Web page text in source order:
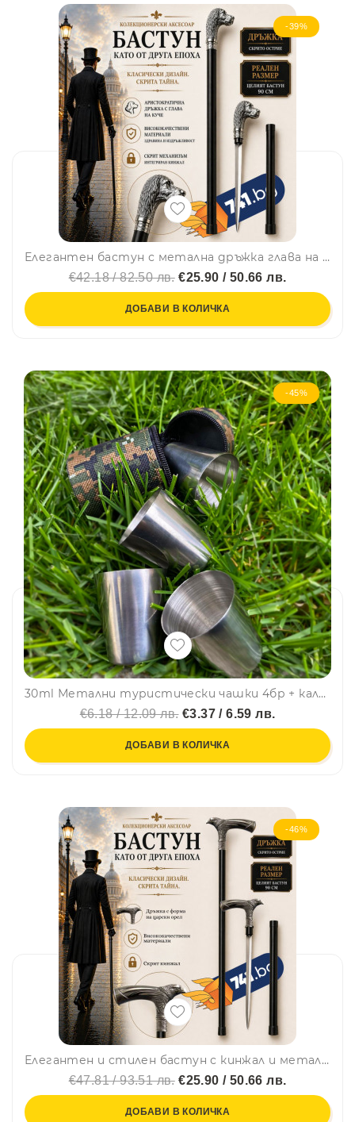
-39%
Елегантен бастун с метална дръжка глава на куче и вграден кинжал 41 см DOG DAGA CANE, BFO2
€42.18 / 82.50 лв.€25.90 / 50.66 лв.
ДОБАВИ В КОЛИЧКА
-45%
30ml Метални туристически чашки 4бр + калъфче
€6.18 / 12.09 лв.€3.37 / 6.59 лв.
ДОБАВИ В КОЛИЧКА
-46%
Елегантен и стилен бастун с кинжал и метална дръжка с глава на царски орел SW-17, ЦВЯТ МЕСИНГ
€47.81 / 93.51 лв.€25.90 / 50.66 лв.
ДОБАВИ В КОЛИЧКА